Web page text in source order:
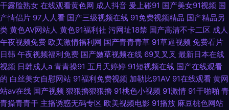
干露脸熟女 在线观看黄色网 成人抖音 爰上碰91 国产美女91视频 国
产情侣片 97人人看 国产三级视频在线 91免费视频精品 国产精品另
类 黄色AV网站人 黄色91福利社 污网址18禁 国产高清不卡二区 成人
午夜视频免费 欧美激情福利网 国产青青青草 91草逼视频 免费看片
日韩 午夜视频福利免费 国产嫩草视频在线 69叉叉叉 最新日本在线
视频 日韩成人a 青青操91 五月天婷婷 91短视频在线 国产在线观看
的 白丝美女自慰网站 91福利免费视频 加勒比91AV 91在线观看 黄网
站av在线 国产视频 狠狠擼狠狠擼 91桃色小视频 91激情 91干啪啪 青
青操青青干 主播诱惑无码专区 欧美视频电影 91播放 麻豆桃色网站